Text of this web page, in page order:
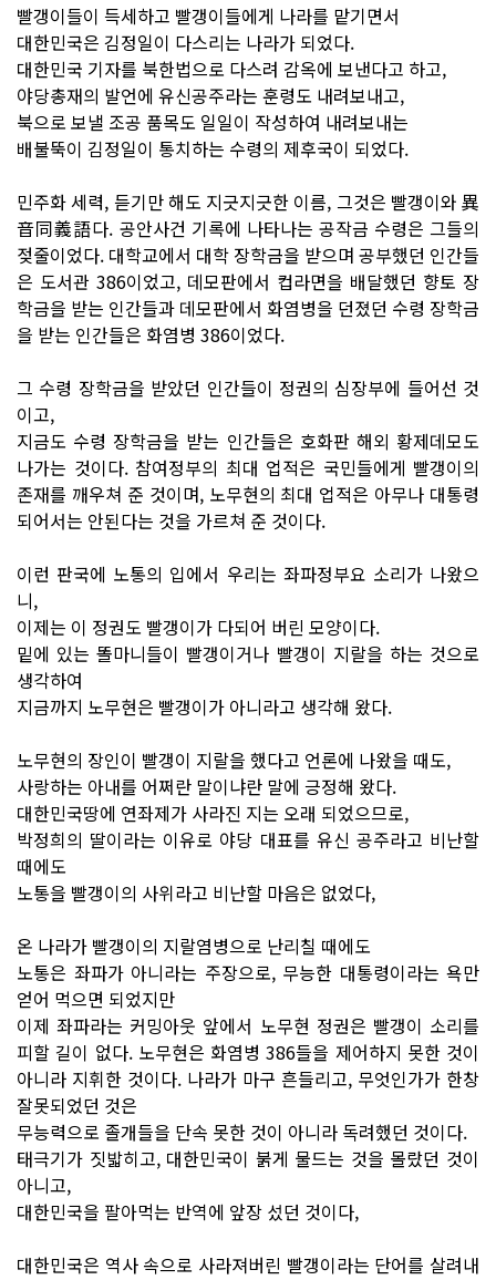
빨갱이들이 득세하고 빨갱이들에게 나라를 맡기면서
대한민국은 김정일이 다스리는 나라가 되었다.
대한민국 기자를 북한법으로 다스려 감옥에 보낸다고 하고,
야당총재의 발언에 유신공주라는 훈령도 내려보내고,
북으로 보낼 조공 품목도 일일이 작성하여 내려보내는
배불뚝이 김정일이 통치하는 수령의 제후국이 되었다.
민주화 세력, 듣기만 해도 지긋지긋한 이름, 그것은 빨갱이와 異
音同義語다. 공안사건 기록에 나타나는 공작금 수령은 그들의
젖줄이었다. 대학교에서 대학 장학금을 받으며 공부했던 인간들
은 도서관 386이었고, 데모판에서 컵라면을 배달했던 향토 장
학금을 받는 인간들과 데모판에서 화염병을 던졌던 수령 장학금
을 받는 인간들은 화염병 386이었다.
그 수령 장학금을 받았던 인간들이 정권의 심장부에 들어선 것
이고,
지금도 수령 장학금을 받는 인간들은 호화판 해외 황제데모도
나가는 것이다. 참여정부의 최대 업적은 국민들에게 빨갱이의
존재를 깨우쳐 준 것이며, 노무현의 최대 업적은 아무나 대통령
되어서는 안된다는 것을 가르쳐 준 것이다.
이런 판국에 노통의 입에서 우리는 좌파정부요 소리가 나왔으
니,
이제는 이 정권도 빨갱이가 다되어 버린 모양이다.
밑에 있는 똘마니들이 빨갱이거나 빨갱이 지랄을 하는 것으로
생각하여
지금까지 노무현은 빨갱이가 아니라고 생각해 왔다.
노무현의 장인이 빨갱이 지랄을 했다고 언론에 나왔을 때도,
사랑하는 아내를 어쩌란 말이냐란 말에 긍정해 왔다.
대한민국땅에 연좌제가 사라진 지는 오래 되었으므로,
박정희의 딸이라는 이유로 야당 대표를 유신 공주라고 비난할
때에도
노통을 빨갱이의 사위라고 비난할 마음은 없었다,
온 나라가 빨갱이의 지랄염병으로 난리칠 때에도
노통은 좌파가 아니라는 주장으로, 무능한 대통령이라는 욕만
얻어 먹으면 되었지만
이제 좌파라는 커밍아웃 앞에서 노무현 정권은 빨갱이 소리를
피할 길이 없다. 노무현은 화염병 386들을 제어하지 못한 것이
아니라 지휘한 것이다. 나라가 마구 흔들리고, 무엇인가가 한창
잘못되었던 것은
무능력으로 졸개들을 단속 못한 것이 아니라 독려했던 것이다.
태극기가 짓밟히고, 대한민국이 붉게 물드는 것을 몰랐던 것이
아니고,
대한민국을 팔아먹는 반역에 앞장 섰던 것이다,
대한민국은 역사 속으로 사라져버린 빨갱이라는 단어를 살려내